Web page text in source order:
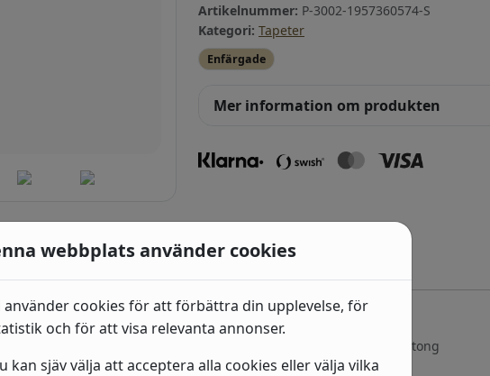
Artikelnummer: P-3002-1957360574-S
Kategori: Tapeter
Enfärgade
Mer information om produkten
Industri 2
(939538) Beige, Sten, betong
& trä
webbplats använder cookies
använder cookies för att förbättra din upplevelse, för
och för att visa relevanta annonser.
kan sjäv välja att acceptera alla cookies eller välja vilka